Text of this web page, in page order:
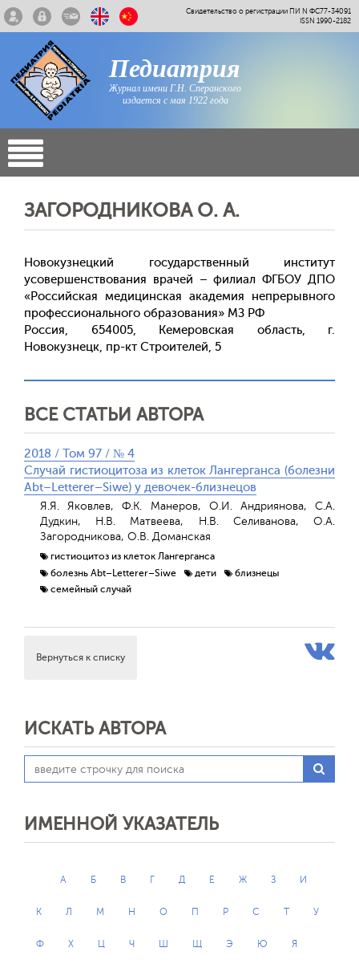
Свидетельство о регистрации ПИ N ФС77-34091
ISSN 1990-2182
Педиатрия
Журнал имени Г.Н. Сперанского
издается с мая 1922 года
ЗАГОРОДНИКОВА О. А.
Новокузнецкий государственный институт
усовершенствования врачей – филиал ФГБОУ ДПО
«Российская медицинская академия непрерывного
профессионального образования» МЗ РФ
Россия, 654005, Кемеровская область, г.
Новокузнецк, пр-кт Строителей, 5
ВСЕ СТАТЬИ АВТОРА
2018 / Том 97 / № 4
Случай гистиоцитоза из клеток Лангерганса (болезни
Аbt–Letterer–Siwe) у девочек-близнецов
Я.Я. Яковлев, Ф.К. Манеров, О.И. Андриянова, С.А.
Дудкин, Н.В. Матвеева, Н.В. Селиванова, О.А.
Загородникова, О.В. Доманская
гистиоцитоз из клеток Лангерганса
болезнь Abt–Letterer–Siwe
дети
близнецы
семейный случай
Вернуться к списку
ИСКАТЬ АВТОРА
ИМЕННОЙ УКАЗАТЕЛЬ
А Б В Г Д Е Ж З И
К Л М Н О П Р С Т У
Ф Х Ц Ч Ш Щ Э Ю Я